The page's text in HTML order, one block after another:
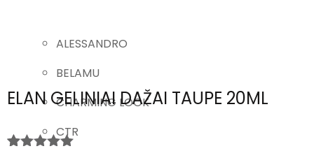
ALESSANDRO
BELAMU
CHARMING LOOK
CTR
ELAN GELINIAI DAŽAI TAUPE 20ML